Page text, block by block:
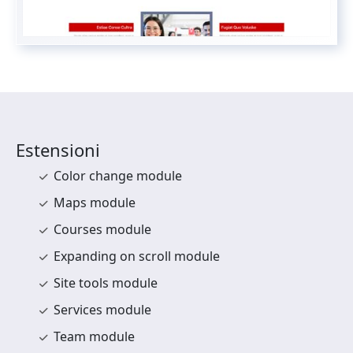
Estensioni
Color change module
Maps module
Courses module
Expanding on scroll module
Site tools module
Services module
Team module